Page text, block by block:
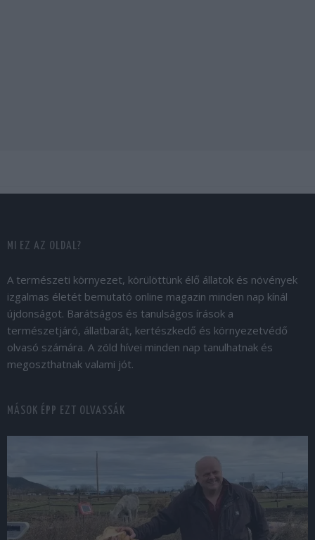
MI EZ AZ OLDAL?
A természeti környezet, körülöttünk élő állatok és növények
izgalmas életét bemutató online magazin minden nap kínál
újdonságot. Barátságos és tanulságos írások a
természetjáró, állatbarát, kertészkedő és környezetvédő
olvasó számára. A zöld hívei minden nap tanulhatnak és
megoszthatnak valami jót.
MÁSOK ÉPP EZT OLVASSÁK